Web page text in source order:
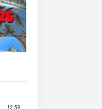
12:59